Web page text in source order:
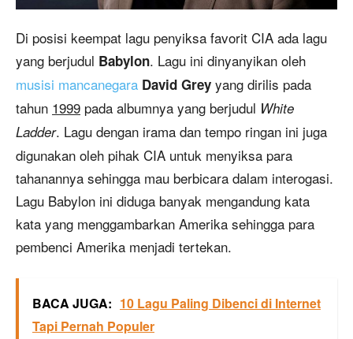
Di posisi keempat lagu penyiksa favorit CIA ada lagu
yang berjudul Babylon. Lagu ini dinyanyikan oleh
musisi mancanegara David Grey yang dirilis pada
tahun 1999 pada albumnya yang berjudul White
Ladder. Lagu dengan irama dan tempo ringan ini juga
digunakan oleh pihak CIA untuk menyiksa para
tahanannya sehingga mau berbicara dalam interogasi.
Lagu Babylon ini diduga banyak mengandung kata
kata yang menggambarkan Amerika sehingga para
pembenci Amerika menjadi tertekan.
BACA JUGA: 10 Lagu Paling Dibenci di Internet
Tapi Pernah Populer